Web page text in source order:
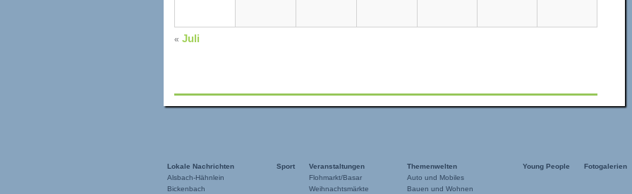
« Juli
Lokale Nachrichten
Alsbach-Hähnlein
Bickenbach
Sport
Veranstaltungen
Flohmarkt/Basar
Weihnachtsmärkte
Themenwelten
Auto und Mobiles
Bauen und Wohnen
Young People Fotogalerien